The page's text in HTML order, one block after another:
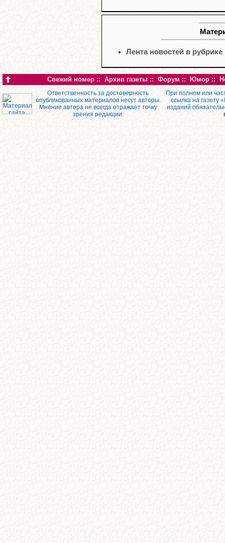
Лента новостей в
Свежий номер :: Архив газеты :: Форум :: Юмор ::
Ответственность за достоверность
опубликованных материалов несут авторы.
Мнение автора не всегда отражает точку
зрения редакции.
При полном или
ссылка на газету
изданий